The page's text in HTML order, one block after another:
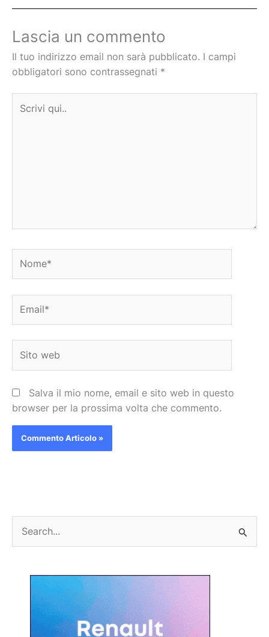
Lascia un commento
Il tuo indirizzo email non sarà pubblicato. I campi
obbligatori sono contrassegnati *
qui..
web
Salva il mio nome, email e sito web in questo
browser per la prossima volta che commento.